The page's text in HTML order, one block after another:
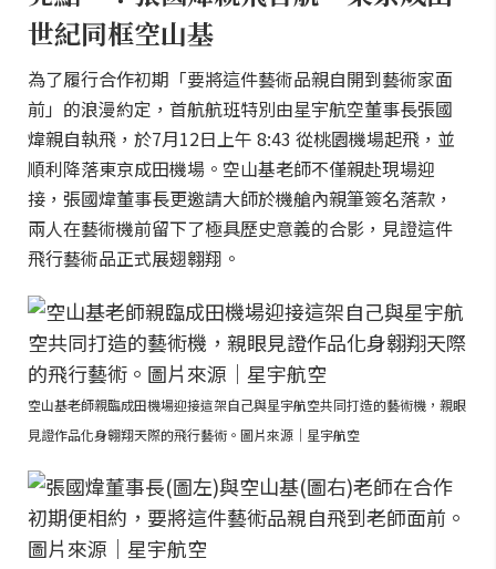
世紀同框空山基
為了履行合作初期「要將這件藝術品親自開到藝術家面
前」的浪漫約定，首航航班特別由星宇航空董事長張國
煒親自執飛，於7月12日上午 8:43 從桃園機場起飛，並
順利降落東京成田機場。空山基老師不僅親赴現場迎
接，張國煒董事長更邀請大師於機艙內親筆簽名落款，
兩人在藝術機前留下了極具歷史意義的合影，見證這件
飛行藝術品正式展翅翱翔。
空山基老師親臨成田機場迎接這架自己與星宇航空共同打造的藝術機，親眼
見證作品化身翱翔天際的飛行藝術。圖片來源｜星宇航空